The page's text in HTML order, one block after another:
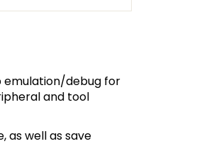
emulation/debug for
and tool
as well as save